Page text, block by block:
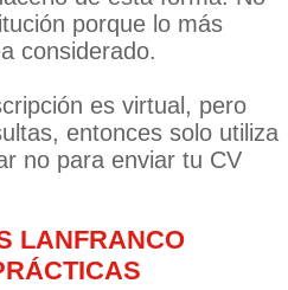
porque lo más
considerado.
es virtual, pero
entonces solo utiliza
no para enviar tu CV
LANFRANCO